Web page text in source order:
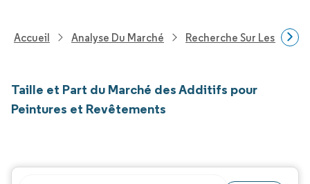
Accueil Analyse Du Marché Recherche Sur Les
Taille et Part du Marché des Additifs pour
Peintures et Revêtements